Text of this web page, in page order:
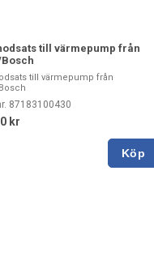
till värmepump från
till värmepump från
87183100430
kr
Köp